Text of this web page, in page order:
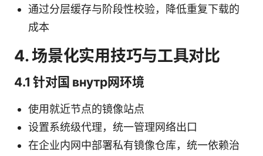
通过分层缓存与阶段性校验，降低重复下载的
成本
4. 场景化实用技巧与工具对比
4.1 针对国 внутр网环境
使用就近节点的镜像站点
设置系统级代理，统一管理网络出口
在企业内网中部署私有镜像仓库，统一依赖治